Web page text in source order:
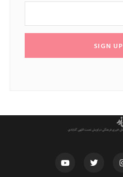
SIGN UP